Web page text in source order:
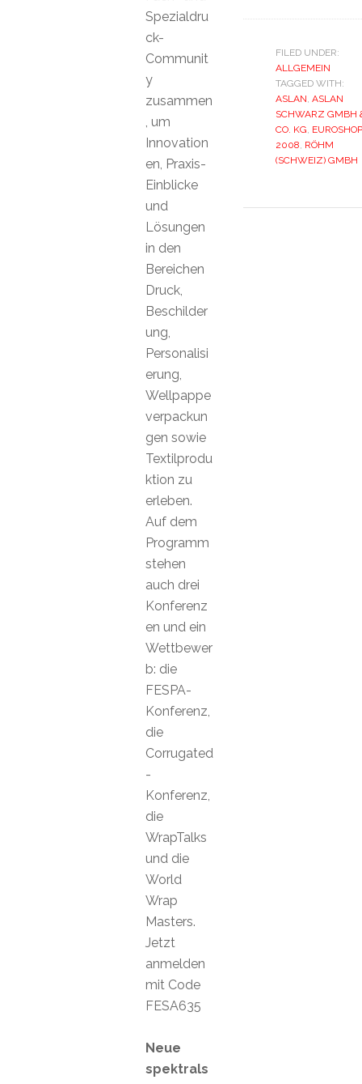
FILED UNDER:
ALLGEMEIN
TAGGED WITH:
ASLAN, ASLAN
SCHWARZ GMBH
CO. KG, EUROSHOP
2008, RÖHM
(SCHWEIZ) GMBH
Spezialdru
ck-
Communit
y
zusammen
, um
Innovation
en, Praxis-
Einblicke
und
Lösungen
in den
Bereichen
Druck,
Beschilder
ung,
Personalisi
erung,
Wellpappe
verpackun
gen sowie
Textilprodu
ktion zu
erleben.
Auf dem
Programm
stehen
auch drei
Konferenz
en und ein
Wettbewer
b: die
FESPA-
Konferenz,
die
Corrugated
-
Konferenz,
die
WrapTalks
und die
World
Wrap
Masters.
Jetzt
anmelden
mit Code
FESA635
Neue
spektrals